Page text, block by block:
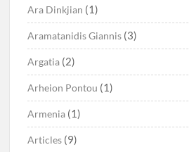
Ara Dinkjian (1)
Aramatanidis Giannis (3)
Argatia (2)
Arheion Pontou (1)
Armenia (1)
Articles (9)